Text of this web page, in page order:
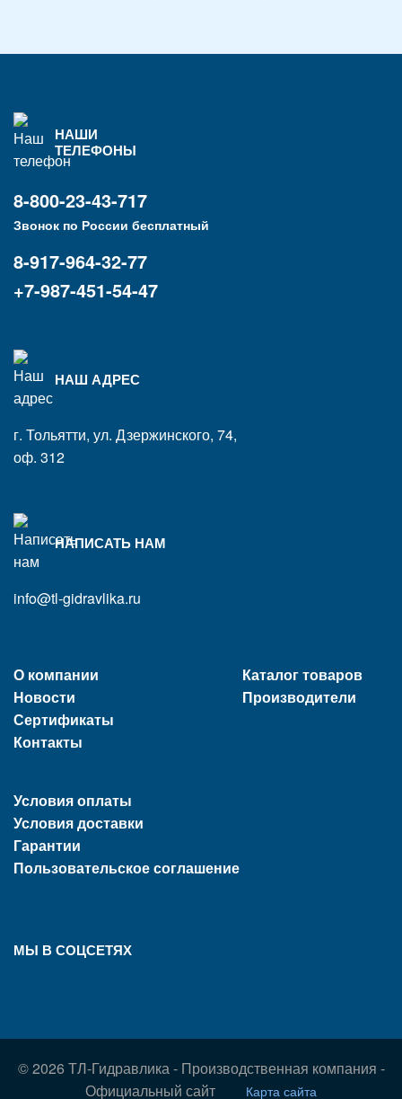
НАШИ
ТЕЛЕФОНЫ
8-800-23-43-717
Звонок по России бесплатный
8-917-964-32-77
+7-987-451-54-47
НАШ АДРЕС
г. Тольятти, ул. Дзержинского, 74,
оф. 312
НАПИСАТЬ НАМ
info@tl-gidravlika.ru
О компании
Новости
Сертификаты
Контакты
Условия оплаты
Условия доставки
Гарантии
Пользовательское соглашение
Каталог товаров
Производители
МЫ В СОЦСЕТЯХ
© 2026 ТЛ-Гидравлика - Производственная компания -
Официальный сайт
Карта сайта